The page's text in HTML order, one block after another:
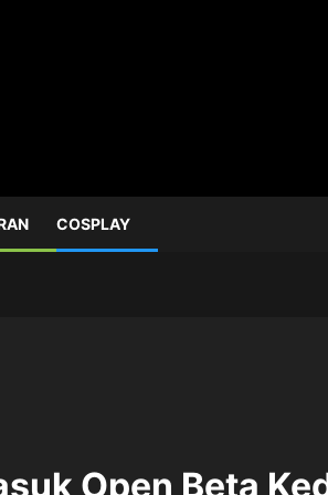
COSPLAY
Open Beta